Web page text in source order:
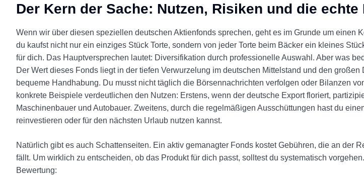
Der Kern der Sache: Nutzen, Risiken und die echte
Wenn wir über diesen speziellen deutschen Aktienfonds sprechen, geht es im Grunde um einen
du kaufst nicht nur ein einziges Stück Torte, sondern von jeder Torte beim Bäcker ein kleines
für dich. Das Hauptversprechen lautet: Diversifikation durch professionelle Auswahl. Aber was
Der Wert dieses Fonds liegt in der tiefen Verwurzelung im deutschen Mittelstand und den
bequeme Handhabung. Du musst nicht täglich die Börsennachrichten verfolgen oder Bilanzen
konkrete Beispiele verdeutlichen den Nutzen: Erstens, wenn der deutsche Export floriert,
Maschinenbauer und Autobauer. Zweitens, durch die regelmäßigen Ausschüttungen hast du
reinvestieren oder für den nächsten Urlaub nutzen kannst.
Natürlich gibt es auch Schattenseiten. Ein aktiv gemanagter Fonds kostet Gebühren, die an der
fällt. Um wirklich zu entscheiden, ob das Produkt für dich passt, solltest du systematisch
Bewertung: